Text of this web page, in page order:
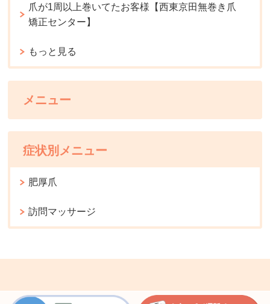
爪が1周以上巻いてたお客様【西東京田無巻き爪
矯正センター】
もっと見る
メニュー
症状別メニュー
肥厚爪
訪問マッサージ